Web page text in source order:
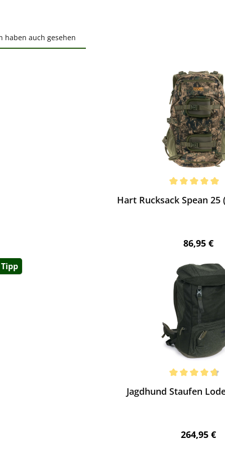
haben auch gesehen
Hart Rucksack Spean 25
86,95 €
Tipp
Jagdhund Staufen
Regulärer
264,95 €